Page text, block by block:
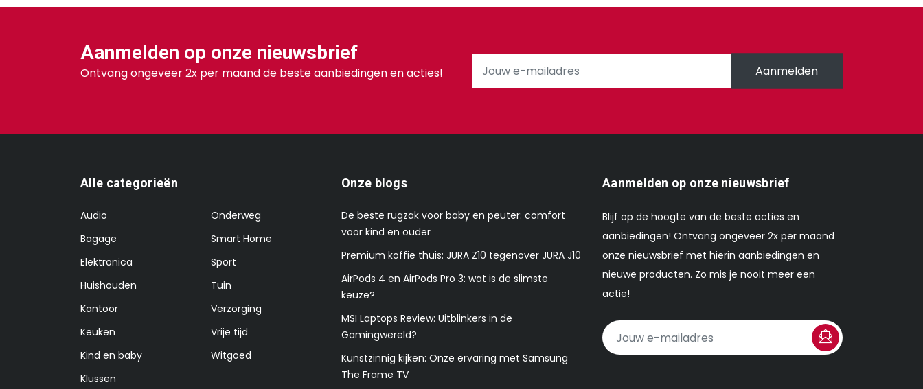
Aanmelden op onze nieuwsbrief
Ontvang ongeveer 2x per maand de beste aanbiedingen en acties! Aanmelden
Alle categorieën
Audio
Bagage
Elektronica
Huishouden
Kantoor
Keuken
Kind en baby
Klussen
Onderweg
Smart Home
Sport
Tuin
Verzorging
Vrije tijd
Witgoed
Onze blogs
De beste rugzak voor baby en peuter: comfort
voor kind en ouder
Premium koffie thuis: JURA Z10 tegenover JURA J10
AirPods 4 en AirPods Pro 3: wat is de slimste
keuze?
MSI Laptops Review: Uitblinkers in de
Gamingwereld?
Kunstzinnig kijken: Onze ervaring met Samsung
The Frame TV
Aanmelden op onze nieuwsbrief
Blijf op de hoogte van de beste acties en
aanbiedingen! Ontvang ongeveer 2x per maand
onze nieuwsbrief met hierin aanbiedingen en
nieuwe producten. Zo mis je nooit meer een
actie!